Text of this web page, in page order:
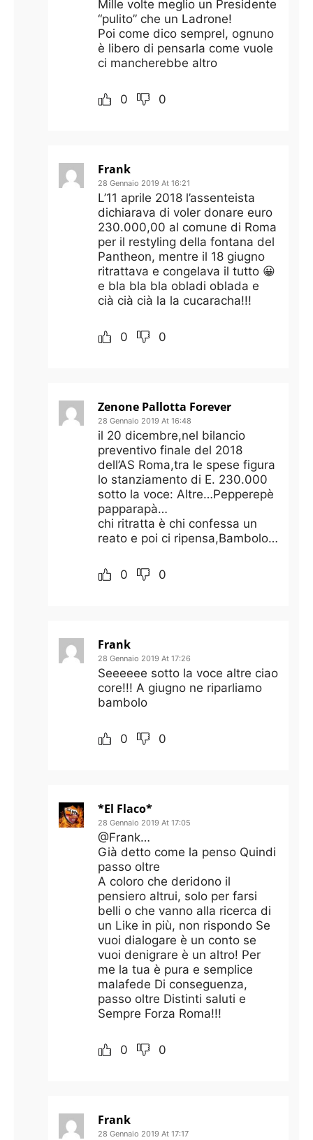
Mille volte meglio un Presidente
“pulito” che un Ladrone!
Poi come dico semprel, ognuno
è libero di pensarla come vuole
ci mancherebbe altro
0 0
Frank
28 Gennaio 2019 At 16:21
L’11 aprile 2018 l’assenteista
dichiarava di voler donare euro
230.000,00 al comune di Roma
per il restyling della fontana del
Pantheon, mentre il 18 giugno
ritrattava e congelava il tutto 😀
e bla bla bla obladi oblada e
cià cià cià la la cucaracha!!!
0 0
Zenone Pallotta Forever
28 Gennaio 2019 At 16:48
il 20 dicembre,nel bilancio
preventivo finale del 2018
dell’AS Roma,tra le spese figura
lo stanziamento di E. 230.000
sotto la voce: Altre…Pepperepè
papparapà…
chi ritratta è chi confessa un
reato e poi ci ripensa,Bambolo…
0 0
Frank
28 Gennaio 2019 At 17:26
Seeeeee sotto la voce altre ciao
core!!! A giugno ne riparliamo
bambolo
0 0
*El Flaco*
28 Gennaio 2019 At 17:05
@Frank…
Già detto come la penso Quindi
passo oltre
A coloro che deridono il
pensiero altrui, solo per farsi
belli o che vanno alla ricerca di
un Like in più, non rispondo Se
vuoi dialogare è un conto se
vuoi denigrare è un altro! Per
me la tua è pura e semplice
malafede Di conseguenza,
passo oltre Distinti saluti e
Sempre Forza Roma!!!
0 0
Frank
28 Gennaio 2019 At 17:17